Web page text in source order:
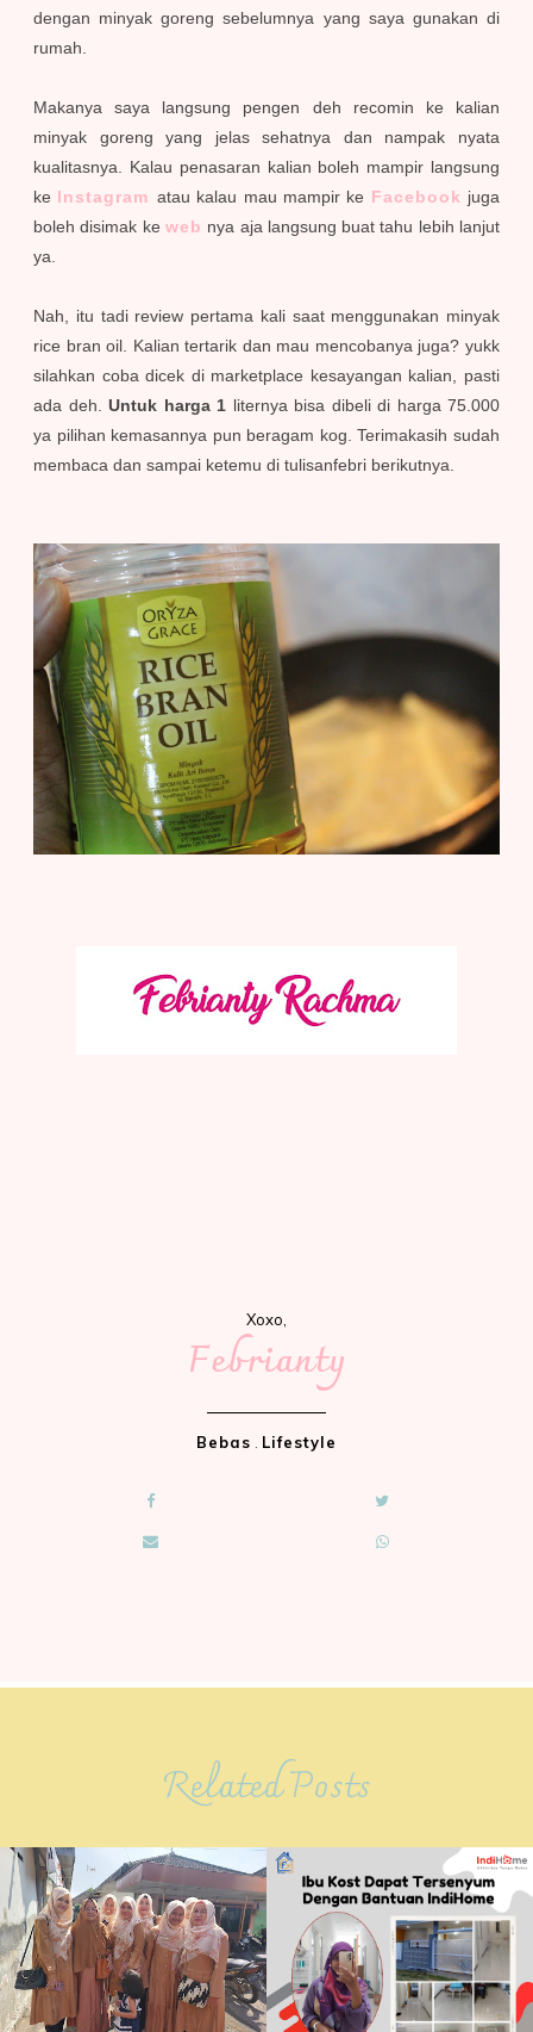
dengan minyak goreng sebelumnya yang saya gunakan di
rumah.
Makanya saya langsung pengen deh recomin ke kalian
minyak goreng yang jelas sehatnya dan nampak nyata
kualitasnya. Kalau penasaran kalian boleh mampir langsung
ke Instagram atau kalau mau mampir ke Facebook juga
boleh disimak ke web nya aja langsung buat tahu lebih lanjut
ya.
Nah, itu tadi review pertama kali saat menggunakan minyak
rice bran oil. Kalian tertarik dan mau mencobanya juga? yukk
silahkan coba dicek di marketplace kesayangan kalian, pasti
ada deh.
Untuk harga 1 liternya bisa dibeli di harga 75.000
ya pilihan kemasannya pun beragam kog. Terimakasih sudah
membaca dan sampai ketemu di tulisanfebri berikutnya.
Xoxo,
Febrianty
Bebas Lifestyle
Related Posts